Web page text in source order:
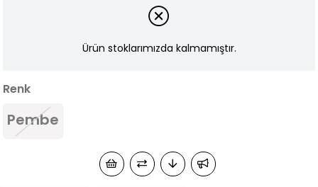
Ürün stoklarımızda kalmamıştır.
Renk
Pembe